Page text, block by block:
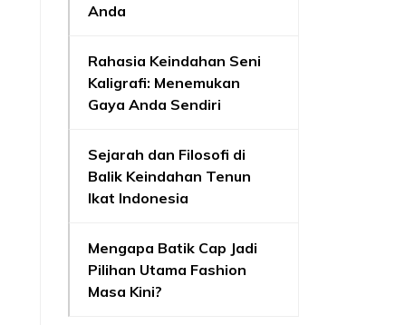
Anda
Rahasia Keindahan Seni
Kaligrafi: Menemukan
Gaya Anda Sendiri
Sejarah dan Filosofi di
Balik Keindahan Tenun
Ikat Indonesia
Mengapa Batik Cap Jadi
Pilihan Utama Fashion
Masa Kini?